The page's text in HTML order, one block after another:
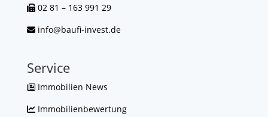
02 81 – 163 991 29
info@baufi-invest.de
Service
Immobilien News
Immobilienbewertung